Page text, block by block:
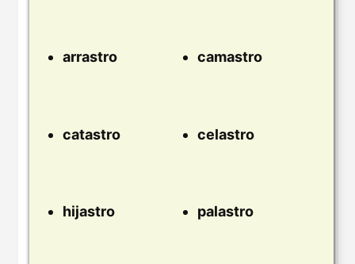
arrastro camastro
catastro celastro
hijastro palastro